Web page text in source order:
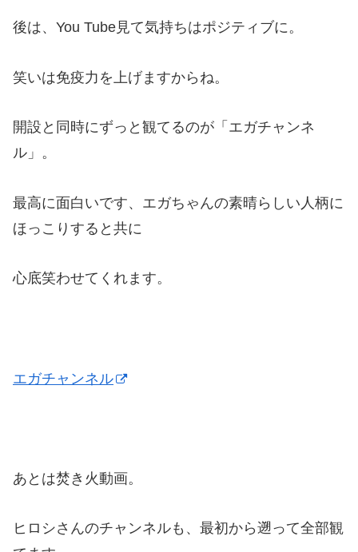
後は、You Tube見て気持ちはポジティブに。
笑いは免疫力を上げますからね。
開設と同時にずっと観てるのが「エガチャンネ
ル」。
最高に面白いです、エガちゃんの素晴らしい人柄に
ほっこりすると共に
心底笑わせてくれます。
エガチャンネル
あとは焚き火動画。
ヒロシさんのチャンネルも、最初から遡って全部観